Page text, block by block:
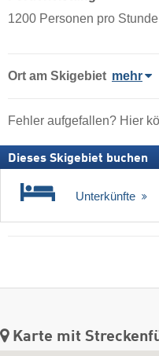
1200 Personen pro Stunde
Ort am Skigebiet mehr
Fehler aufgefallen? Hier
Dieses Skigebiet buchen
Unterkünfte
Karte mit